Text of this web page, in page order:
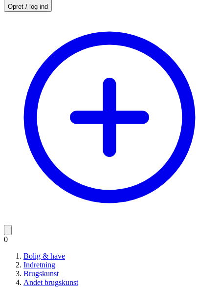
Opret / log ind
0
Bolig & have
Indretning
Brugskunst
Andet brugskunst